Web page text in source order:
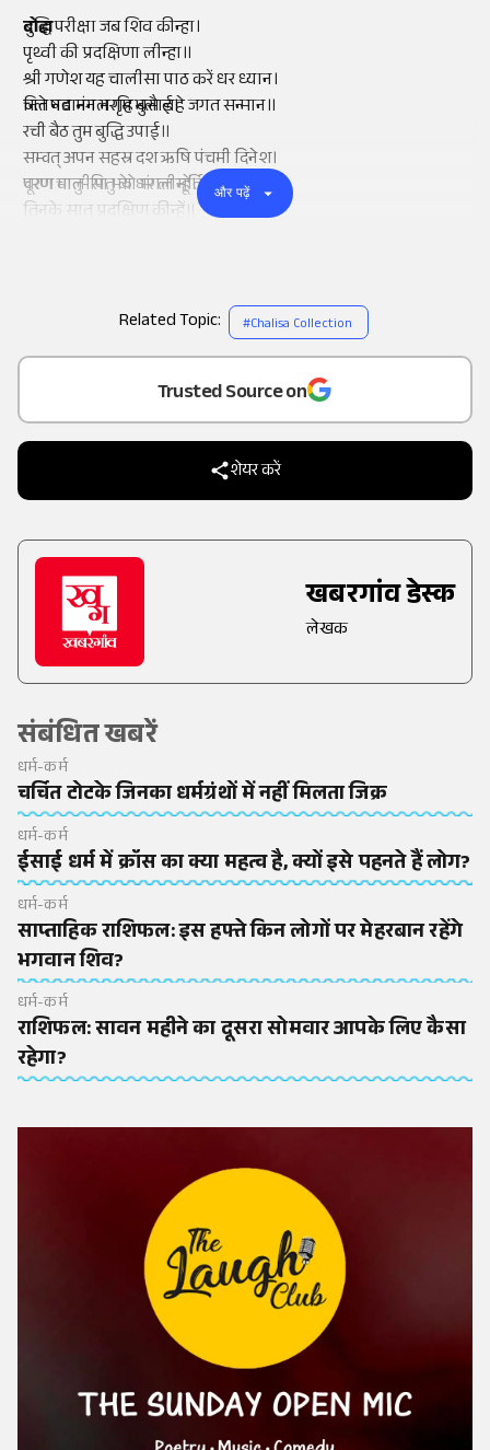
as a
Trusted Source on
शेयर करें
खबरगांव डेस्क
लेखक
संबंधित खबरें
धर्म-कर्म
चर्चित टोटके जिनका धर्मग्रंथों में नहीं मिलता जिक्र
धर्म-कर्म
ईसाई धर्म में क्रॉस का क्या महत्व है, क्यों इसे पहनते हैं लोग?
धर्म-कर्म
साप्ताहिक राशिफल: इस हफ्ते किन लोगों पर मेहरबान रहेंगे
भगवान शिव?
धर्म-कर्म
राशिफल: सावन महीने का दूसरा सोमवार आपके लिए कैसा
रहेगा?
बुद्धि परीक्षा जब शिव कीन्हा।
पृथ्वी की प्रदक्षिणा लीन्हा॥
चले षडानन भरमि भुलाई।
रची बैठ तुम बुद्धि उपाई॥
चरण मातु-पितु के धर लीन्हें।
तिनके सात प्रदक्षिण कीन्हें॥
मैं मति हीन मलीन दुखारी।
करहुं कौन बिधि विनय तुम्हारी॥
भजत रामसुन्दर प्रभुदासा।
अब प्रभु दया दीन पर कीजै।
अपनी शक्ति भक्ति कुछ दीजै॥
दोहा
श्री गणेश यह चालीसा पाठ करें धर ध्यान।
नित नव मंगल गृह बसै लहे जगत सन्मान॥
सम्वत् अपन सहस्र दश ऋषि पंचमी दिनेश।
पूरण चालीसा भयो मंगल मूर्ति गणेश॥
और पढ़ें
Related Topic: #Chalisa Collection